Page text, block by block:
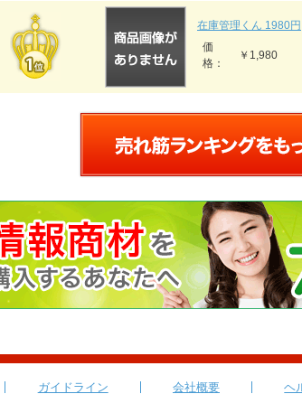
在庫管理くん 1980円
価
格：
￥1,980
ガイドライン 会社概要 ヘ